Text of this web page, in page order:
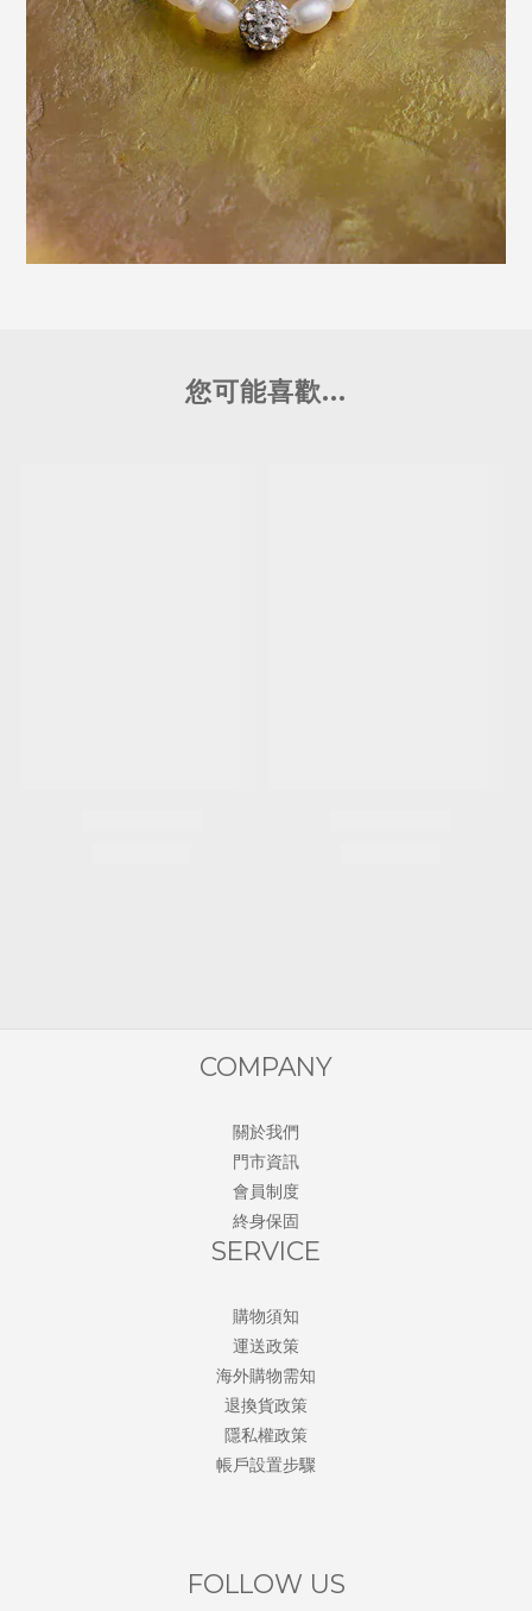
您可能喜歡...
COMPANY
關於我們
門市資訊
會員制度
終身保固
SERVICE
購物須知
運送政策
海外購物需知
退換貨政策
隱私權政策
帳戶設置步驟
FOLLOW US